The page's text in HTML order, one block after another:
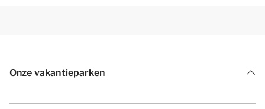
Onze vakantieparken